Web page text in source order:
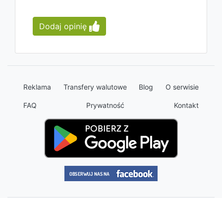
Dodaj opinię
Reklama Transfery walutowe Blog O serwisie
FAQ Prywatność Kontakt